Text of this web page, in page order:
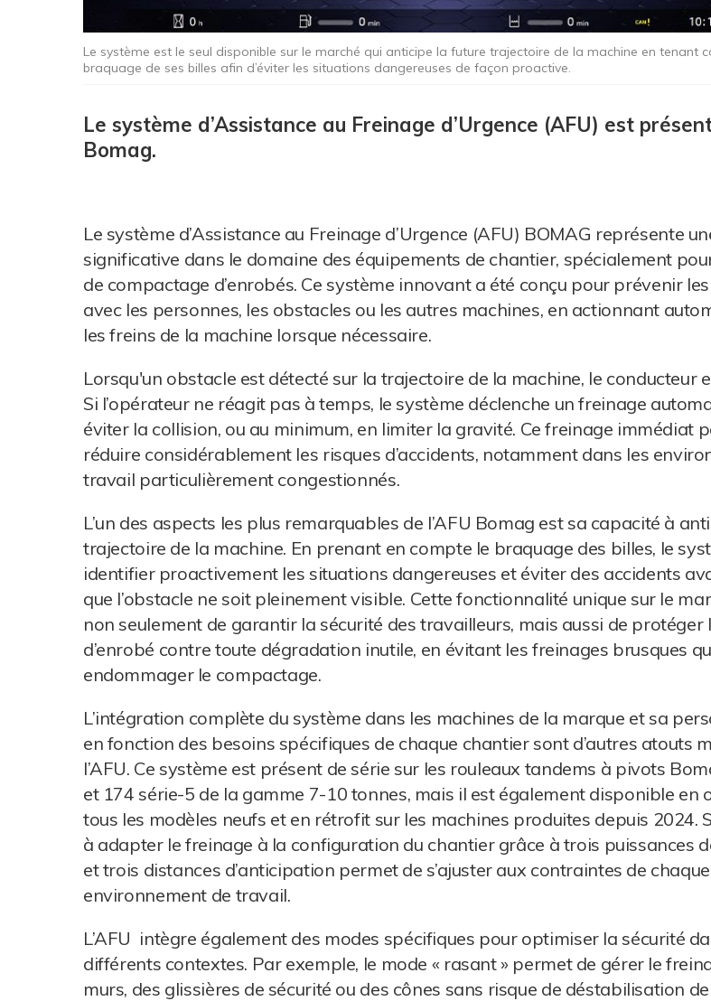
Le système est le seul disponible sur le marché qui anticipe la future trajectoire de la machine en tenant
braquage de ses billes afin d’éviter les situations dangereuses de façon proactive.
Le système d’Assistance au Freinage d’Urgence (AFU) est
Bomag.
Le système d’Assistance au Freinage d’Urgence (AFU) BOMAG représente
significative dans le domaine des équipements de chantier, spécialement
de compactage d’enrobés. Ce système innovant a été conçu pour prévenir
avec les personnes, les obstacles ou les autres machines, en actionnant
les freins de la machine lorsque nécessaire.
Lorsqu'un obstacle est détecté sur la trajectoire de la machine, le conducteur
Si l’opérateur ne réagit pas à temps, le système déclenche un freinage
éviter la collision, ou au minimum, en limiter la gravité. Ce freinage immédiat
réduire considérablement les risques d’accidents, notamment dans les
travail particulièrement congestionnés.
L’un des aspects les plus remarquables de l’AFU Bomag est sa capacité à
trajectoire de la machine. En prenant en compte le braquage des billes, le
identifier proactivement les situations dangereuses et éviter des accidents
que l’obstacle ne soit pleinement visible. Cette fonctionnalité unique sur le
non seulement de garantir la sécurité des travailleurs, mais aussi de protéger
d’enrobé contre toute dégradation inutile, en évitant les freinages brusques
endommager le compactage.
L’intégration complète du système dans les machines de la marque et sa
en fonction des besoins spécifiques de chaque chantier sont d’autres atouts
l’AFU. Ce système est présent de série sur les rouleaux tandems à pivots
et 174 série-5 de la gamme 7-10 tonnes, mais il est également disponible en
tous les modèles neufs et en rétrofit sur les machines produites depuis 2024.
à adapter le freinage à la configuration du chantier grâce à trois puissances
et trois distances d’anticipation permet de s’ajuster aux contraintes de chaque
environnement de travail.
L’AFU intègre également des modes spécifiques pour optimiser la sécurité
différents contextes. Par exemple, le mode « rasant » permet de gérer le
murs, des glissières de sécurité ou des cônes sans risque de déstabilisation